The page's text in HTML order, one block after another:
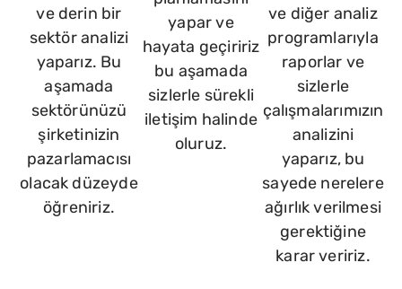
ve derin bir
sektör analizi
yaparız. Bu
aşamada
sektörünüzü
şirketinizin
pazarlamacısı
olacak düzeyde
öğreniriz.
yapar ve
hayata geçiririz
bu aşamada
sizlerle sürekli
iletişim halinde
oluruz.
ve diğer analiz
programlarıyla
raporlar ve
sizlerle
çalışmalarımızın
analizini
yaparız, bu
sayede nerelere
ağırlık verilmesi
gerektiğine
karar veririz.